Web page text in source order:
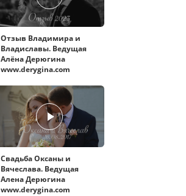
Отзыв Владимира и
Владиславы. Ведущая
Алёна Дерюгина
www.derygina.com
Свадьба Оксаны и
Вячеслава. Ведущая
Алена Дерюгина
www.derygina.com